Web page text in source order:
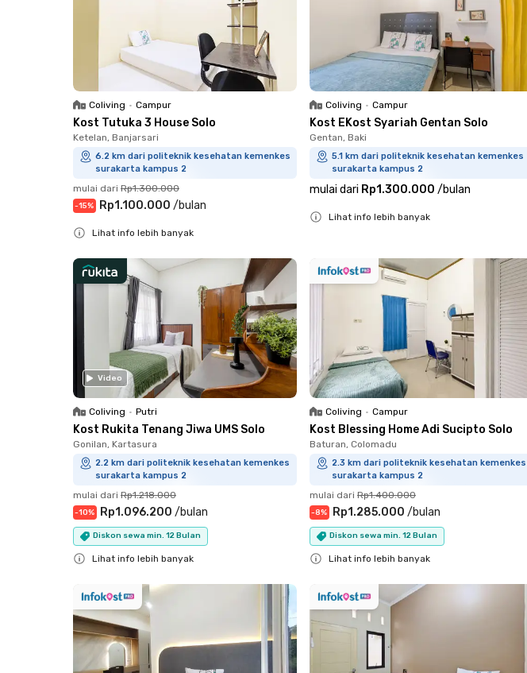
Coliving • Campur
Kost Tutuka 3 House Solo
Ketelan, Banjarsari
6.2 km dari politeknik kesehatan kemenkes
surakarta kampus 2
mulai dari Rp1.300.000
-15% Rp1.100.000 /bulan
Lihat info lebih banyak
Coliving • Campur
Kost EKost Syariah Gentan Solo
Gentan, Baki
5.1 km dari politeknik kesehatan kemenkes
surakarta kampus 2
mulai dari Rp1.300.000 /bulan
Lihat info lebih banyak
Video
Coliving • Putri
Kost Rukita Tenang Jiwa UMS Solo
Gonilan, Kartasura
2.2 km dari politeknik kesehatan kemenkes
surakarta kampus 2
mulai dari Rp1.218.000
-10% Rp1.096.200 /bulan
Diskon sewa min. 12 Bulan
Lihat info lebih banyak
Coliving • Campur
Kost Blessing Home Adi Sucipto Solo
Baturan, Colomadu
2.3 km dari politeknik kesehatan kemenkes
surakarta kampus 2
mulai dari Rp1.400.000
-8% Rp1.285.000 /bulan
Diskon sewa min. 12 Bulan
Lihat info lebih banyak